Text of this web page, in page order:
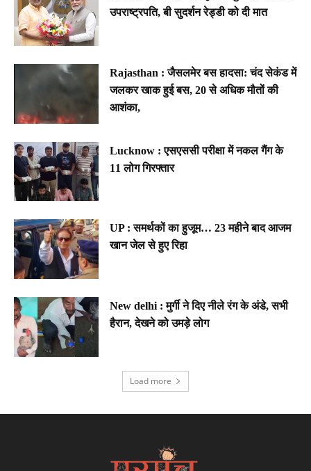
उपराष्ट्रपति, बी सुदर्शन रेड्डी को दी मात
Rajasthan : जैसलमेर बस हादसा: चंद सेकंड में
जलकर खाक हुई बस, 20 से अधिक मौतों की
आशंका,
Lucknow : एसएससी परीक्षा में नकल गैंग के
11 लोग गिरफ्तार
UP : समर्थकों का हुजूम… 23 महीने बाद आजम
खान जेल से हुए रिहा
New delhi : मुर्गी ने दिए नीले रंग के अंडे, सभी
हैरान, देखने को उमड़े लोग
Load more